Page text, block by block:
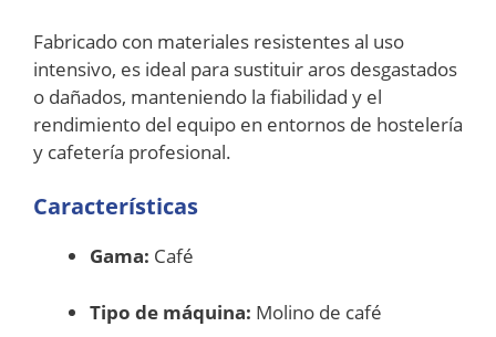
Fabricado con materiales resistentes al uso
intensivo, es ideal para sustituir aros desgastados
o dañados, manteniendo la fiabilidad y el
rendimiento del equipo en entornos de hostelería
y cafetería profesional.
Características
Gama: Café
Tipo de máquina: Molino de café